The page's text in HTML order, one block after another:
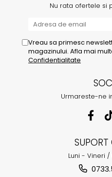
Nu rata ofertele si
Vreau sa primesc
magazinului. Afla mai
Confidentialitate
Urmareste-ne
SUPORT
Luni - Vineri /